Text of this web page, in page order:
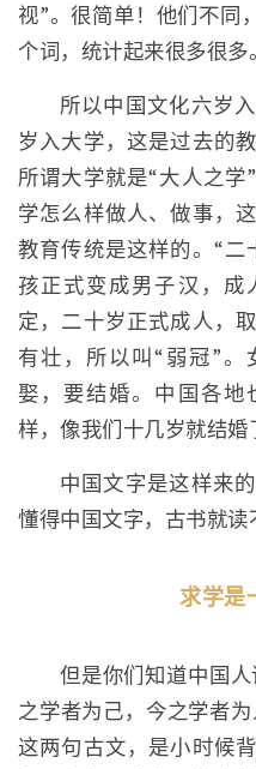
视”。很简单！他们不同
个词，统计起来很多很多。
所以中国文化六岁
岁入大学，这是过去的
所谓大学就是“大人之学
学怎么样做人、做事，
教育传统是这样的。“二
孩正式变成男子汉，成
定，二十岁正式成人，
有壮，所以叫“弱冠”
娶，要结婚。中国各地
样，像我们十几岁就结婚
中国文字是这样来
懂得中国文字，古书就读
求学是
但是你们知道中国
之学者为己，今之学者
这两句古文，是小时候